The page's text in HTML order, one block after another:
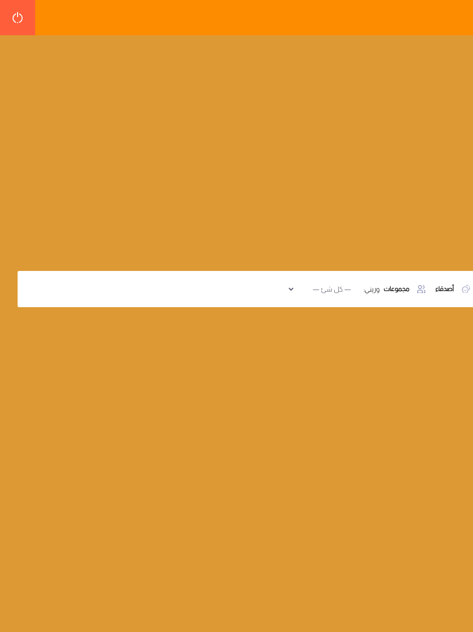
أصدقاء مجموعات وريني: